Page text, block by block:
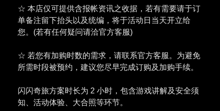
☆ 本店仅可提供含报帐资讯之收据，若有需要请于订
单备注留下抬头以及统编，将于活动日当天开立给
您。(若有任何疑问请洽官方客服)
☆ 若您有加购时数的需求，请联系官方客服。为避免
所需时段被预约，建议您尽早完成订购及加购手续。
闪闪奇旅方案时长为 2 小时，包含游戏讲解及安全须
知、活动体验、大合照等环节。